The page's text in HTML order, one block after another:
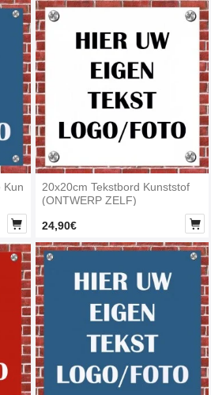
Kun

20x20cm Tekstbord Kunststof
(ONTWERP ZELF)
24,90€
